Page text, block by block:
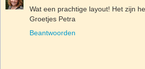
Wat een prachtige layout! Het zijn
Groetjes Petra
Beantwoorden